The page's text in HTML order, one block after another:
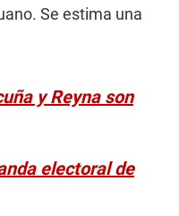
Se estima una
y Reyna son
electoral de